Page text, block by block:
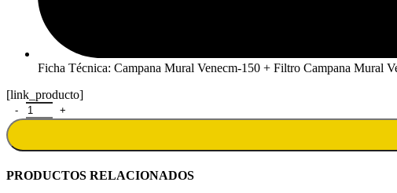
Ficha Técnica: Campana Mural Venecm-150 + Filtro Campana Mural
[link_producto]
Campana Mural Venecm-150 + Filtro Campana Mural Venecm-150 + Filtro
PRODUCTOS RELACIONADOS